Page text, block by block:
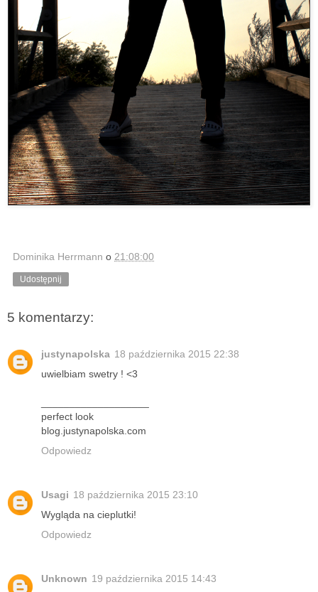
Dominika Herrmann o 21:08:00
Udostępnij
5 komentarzy:
justynapolska 18 października 2015 22:38
uwielbiam swetry ! <3
perfect look
blog.justynapolska.com
Odpowiedz
Usagi 18 października 2015 23:10
Wygląda na cieplutki!
Odpowiedz
Unknown 19 października 2015 14:43